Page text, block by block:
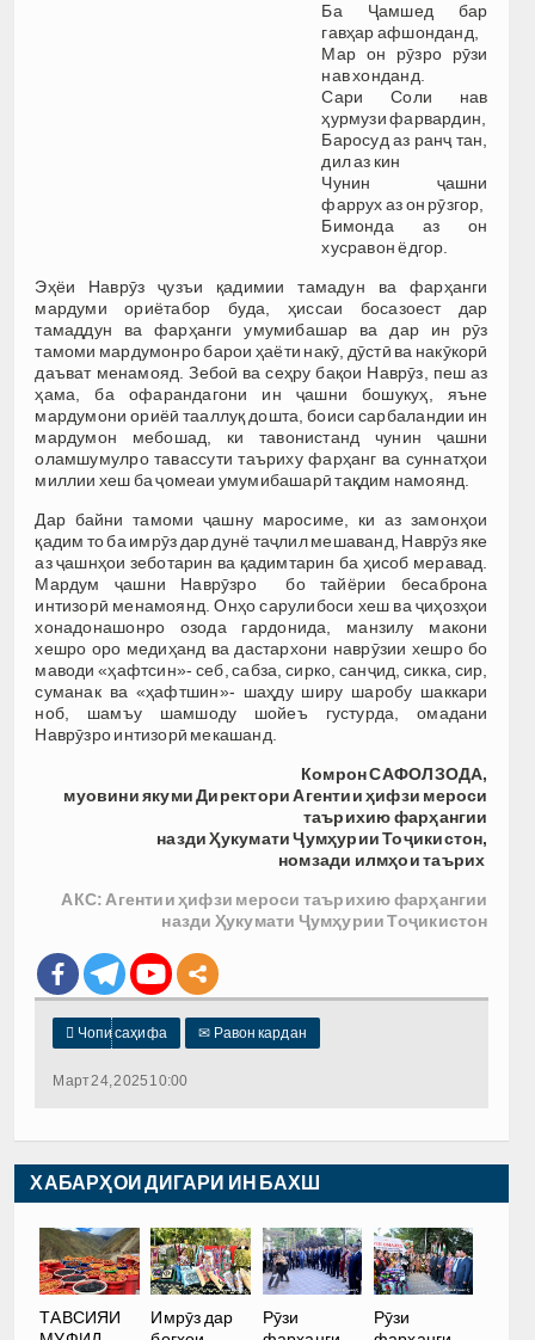
Ба Ҷамшед бар
гавҳар афшонданд,
Мар он рӯзро рӯзи
нав хонданд.
Сари Соли нав
ҳурмузи фарвардин,
Баросуд аз ранҷ тан,
дил аз кин
Чунин ҷашни
фаррух аз он рӯзгор,
Бимонда аз он
хусравон ёдгор.
Эҳёи Наврӯз ҷузъи қадимии тамадун ва фарҳанги
мардуми ориётабор буда, ҳиссаи босазоест дар
тамаддун ва фарҳанги умумибашар ва дар ин рӯз
тамоми мардумонро барои ҳаёти накӯ, дӯстӣ ва накӯкорӣ
даъват менамояд. Зебоӣ ва сеҳру бақои Наврӯз, пеш аз
ҳама, ба офарандагони ин ҷашни бошукуҳ, яъне
мардумони ориёӣ тааллуқ дошта, боиси сарбаландии ин
мардумон мебошад, ки тавонистанд чунин ҷашни
оламшумулро тавассути таъриху фарҳанг ва суннатҳои
миллии хеш ба ҷомеаи умумибашарӣ тақдим намоянд.
Дар байни тамоми ҷашну маросиме, ки аз замонҳои
қадим то ба имрӯз дар дунё таҷлил мешаванд, Наврӯз яке
аз ҷашнҳои зеботарин ва қадимтарин ба ҳисоб меравад.
Мардум ҷашни Наврӯзро бо тайёрии бесаброна
интизорӣ менамоянд. Онҳо сарулибоси хеш ва ҷиҳозҳои
хонадонашонро озода гардонида, манзилу макони
хешро оро медиҳанд ва дастархони наврӯзии хешро бо
маводи «ҳафтсин»- себ, сабза, сирко, санҷид, сикка, сир,
суманак ва «ҳафтшин»- шаҳду ширу шаробу шаккари
ноб, шамъу шамшоду шойеъ густурда, омадани
Наврӯзро интизорӣ мекашанд.
Комрон САФОЛЗОДА,
муовини якуми ДиректориАгентии ҳифзи мероси
таърихию фарҳангии
назди ҲукуматиҶумҳурииТоҷикистон,
номзади илмҳои таърих
АКС:Агентии ҳифзи мероси таърихию фарҳангии
назди Ҳукумати Ҷумҳурии Тоҷикистон
 Чопи саҳифа ✉ Равон кардан
Март 24, 2025 10:00
ХАБАРҲОИ ДИГАРИ ИН БАХШ
ТАВСИЯИ
Имрӯз дар
Рӯзи
Рӯзи